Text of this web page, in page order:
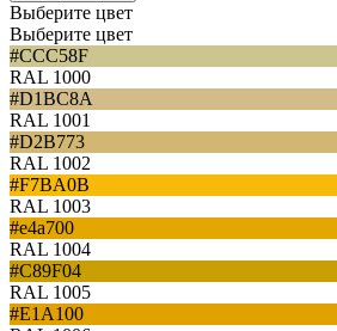
Выберите цвет
Выберите цвет
#CCC58F
RAL 1000
#D1BC8A
RAL 1001
#D2B773
RAL 1002
#F7BA0B
RAL 1003
#e4a700
RAL 1004
#C89F04
RAL 1005
#E1A100